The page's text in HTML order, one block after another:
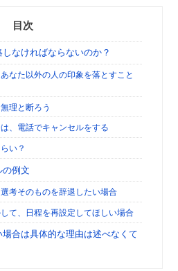
目次
なければならないのか？
なた以外の人の印象を落とすこと
理と断ろう
、電話でキャンセルをする
い？
の例文
考そのものを辞退したい場合
て、日程を再設定してほしい場合
合は具体的な理由は述べなくて